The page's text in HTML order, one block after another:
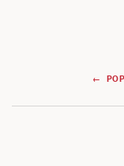
Nawigacja
wpisu
←